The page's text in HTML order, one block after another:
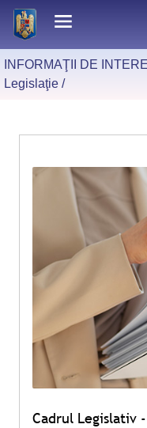
INFORMAŢII DE
Legislaţie/
Cadrul Legislativ